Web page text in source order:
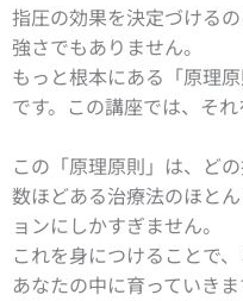
指圧の効果を決定づける
強さでもありません。
もっと根本にある「原理
です。この講座では、そ
この「原理原則」は、ど
数ほどある治療法のほと
ョンにしかすぎません。
これを身につけることで
あなたの中に育っていきま